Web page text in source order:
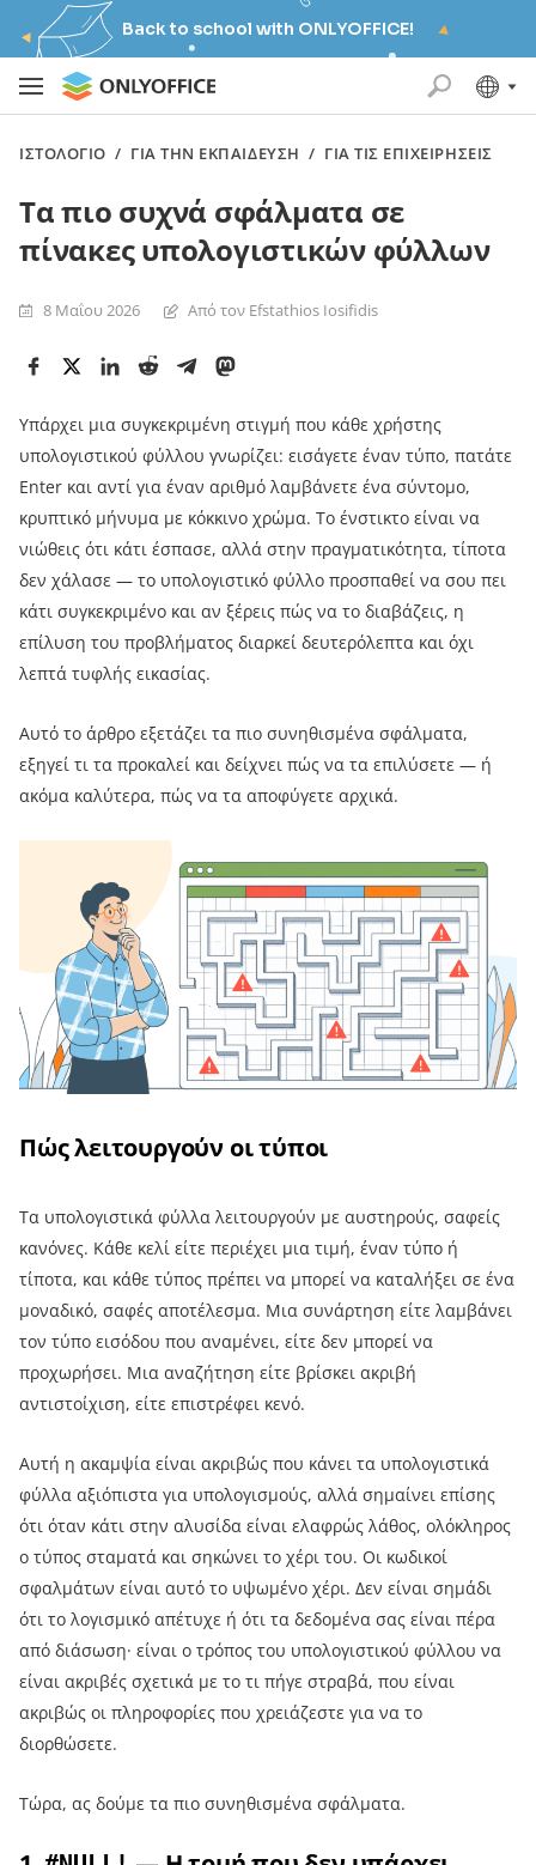
Back to school with ONLYOFFICE!
ΙΣΤΟΛΌΓΙΟ / ΓΙΑ ΤΗΝ ΕΚΠΑΊΔΕΥΣΗ / ΓΙΑ ΤΙΣ ΕΠΙΧΕΙΡΉΣΕΙΣ
Τα πιο συχνά σφάλματα σε
πίνακες υπολογιστικών φύλλων
8 Μαΐου 2026 Από τον Efstathios Iosifidis
Υπάρχει μια συγκεκριμένη στιγμή που κάθε χρήστης
υπολογιστικού φύλλου γνωρίζει: εισάγετε έναν τύπο, πατάτε
Enter και αντί για έναν αριθμό λαμβάνετε ένα σύντομο,
κρυπτικό μήνυμα με κόκκινο χρώμα. Το ένστικτο είναι να
νιώθεις ότι κάτι έσπασε, αλλά στην πραγματικότητα, τίποτα
δεν χάλασε — το υπολογιστικό φύλλο προσπαθεί να σου πει
κάτι συγκεκριμένο και αν ξέρεις πώς να το διαβάζεις, η
επίλυση του προβλήματος διαρκεί δευτερόλεπτα και όχι
λεπτά τυφλής εικασίας.
Αυτό το άρθρο εξετάζει τα πιο συνηθισμένα σφάλματα,
εξηγεί τι τα προκαλεί και δείχνει πώς να τα επιλύσετε — ή
ακόμα καλύτερα, πώς να τα αποφύγετε αρχικά.
Πώς λειτουργούν οι τύποι
Τα υπολογιστικά φύλλα λειτουργούν με αυστηρούς, σαφείς
κανόνες. Κάθε κελί είτε περιέχει μια τιμή, έναν τύπο ή
τίποτα, και κάθε τύπος πρέπει να μπορεί να καταλήξει σε ένα
μοναδικό, σαφές αποτέλεσμα. Μια συνάρτηση είτε λαμβάνει
τον τύπο εισόδου που αναμένει, είτε δεν μπορεί να
προχωρήσει. Μια αναζήτηση είτε βρίσκει ακριβή
αντιστοίχιση, είτε επιστρέφει κενό.
Αυτή η ακαμψία είναι ακριβώς που κάνει τα υπολογιστικά
φύλλα αξιόπιστα για υπολογισμούς, αλλά σημαίνει επίσης
ότι όταν κάτι στην αλυσίδα είναι ελαφρώς λάθος, ολόκληρος
ο τύπος σταματά και σηκώνει το χέρι του. Οι κωδικοί
σφαλμάτων είναι αυτό το υψωμένο χέρι. Δεν είναι σημάδι
ότι το λογισμικό απέτυχε ή ότι τα δεδομένα σας είναι πέρα
από διάσωση· είναι ο τρόπος του υπολογιστικού φύλλου να
είναι ακριβές σχετικά με το τι πήγε στραβά, που είναι
ακριβώς οι πληροφορίες που χρειάζεστε για να το
διορθώσετε.
Τώρα, ας δούμε τα πιο συνηθισμένα σφάλματα.